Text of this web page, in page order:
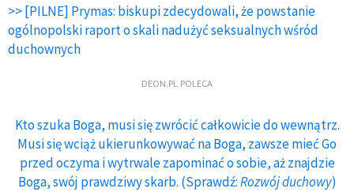
>> [PILNE] Prymas: biskupi zdecydowali, że powstanie
ogólnopolski raport o skali nadużyć seksualnych wśród
duchownych
DEON.PL POLECA
Kto szuka Boga, musi się zwrócić całkowicie do wewnątrz.
Musi się wciąż ukierunkowywać na Boga, zawsze mieć Go
przed oczyma i wytrwale zapominać o sobie, aż znajdzie
Boga, swój prawdziwy skarb. (Sprawdź:Rozwój duchowy)